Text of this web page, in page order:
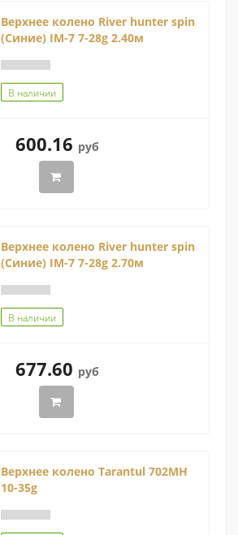
Верхнее колено River hunter spin
(Синие) IM-7 7-28g 2.40м
В наличии
600.16 руб
Верхнее колено River hunter spin
(Синие) IM-7 7-28g 2.70м
В наличии
677.60 руб
Верхнее колено Tarantul 702MH
10-35g